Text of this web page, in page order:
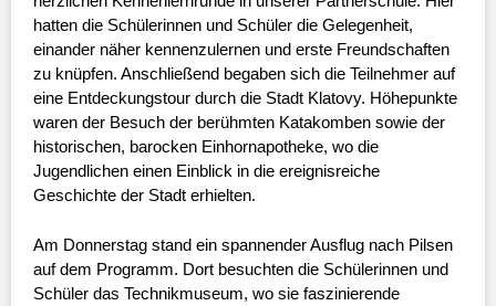
hatten die Schülerinnen und Schüler die Gelegenheit,
einander näher kennenzulernen und erste Freundschaften
zu knüpfen. Anschließend begaben sich die Teilnehmer auf
eine Entdeckungstour durch die Stadt Klatovy. Höhepunkte
waren der Besuch der berühmten Katakomben sowie der
historischen, barocken Einhornapotheke, wo die
Jugendlichen einen Einblick in die ereignisreiche
Geschichte der Stadt erhielten.
Am Donnerstag stand ein spannender Ausflug nach Pilsen
auf dem Programm. Dort besuchten die Schülerinnen und
Schüler das Technikmuseum, wo sie faszinierende